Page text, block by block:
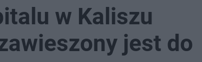
w Kaliszu
jest do